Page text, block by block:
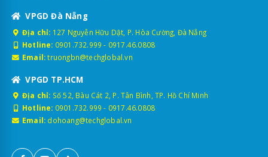
VPGD Đà Nẵng
Địa chỉ: 127 Nguyễn Hữu Dật, P. Hòa Cường, Đà Nẵng
Hotline: 0901.732.999 - 0917.46.0808
Email: truongbn@techglobal.vn
VPGD TP.HCM
Địa chỉ: Số 52, Bàu Cát 2, P. Tân Bình, TP. Hồ Chí Minh
Hotline: 0901.732.999 - 0917.46.0808
Email: dohoang@techglobal.vn